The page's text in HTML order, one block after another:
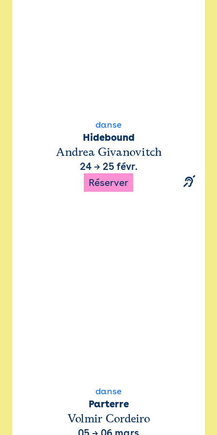
danse
Hidebound
Andrea Givanovitch
24→ 25 févr.
Réserver
danse
Parterre
Volmir Cordeiro